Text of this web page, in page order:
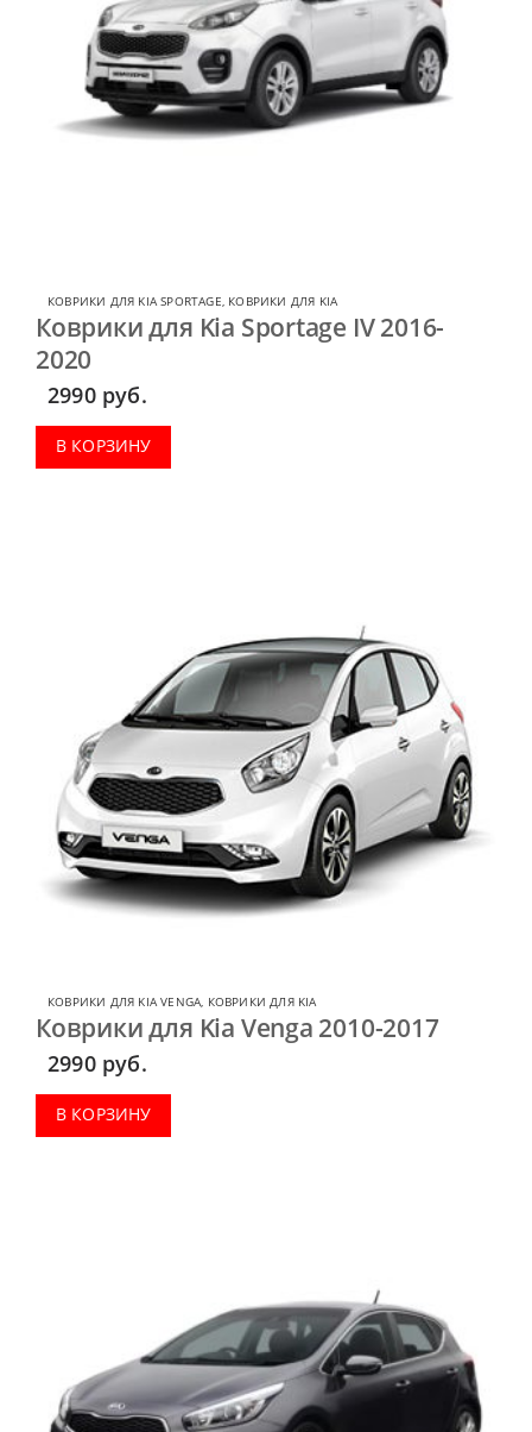
КОВРИКИ ДЛЯ KIA SPORTAGE, КОВРИКИ ДЛЯ KIA
Коврики для Kia Sportage IV 2016-
2020
2990 руб.
В КОРЗИНУ
КОВРИКИ ДЛЯ KIA VENGA, КОВРИКИ ДЛЯ KIA
Коврики для Kia Venga 2010-2017
2990 руб.
В КОРЗИНУ